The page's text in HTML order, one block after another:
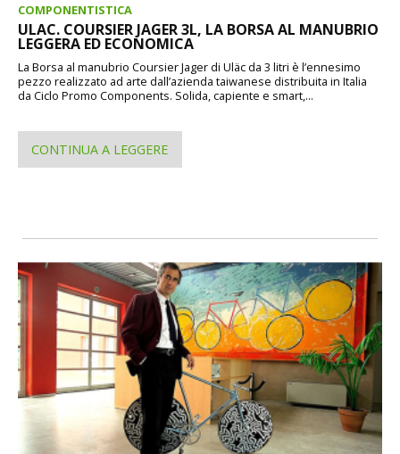
COMPONENTISTICA
ULAC. COURSIER JAGER 3L, LA BORSA AL MANUBRIO
LEGGERA ED ECONOMICA
La Borsa al manubrio Coursier Jager di Uläc da 3 litri è l’ennesimo
pezzo realizzato ad arte dall’azienda taiwanese distribuita in Italia
da Ciclo Promo Components. Solida, capiente e smart,...
CONTINUA A LEGGERE